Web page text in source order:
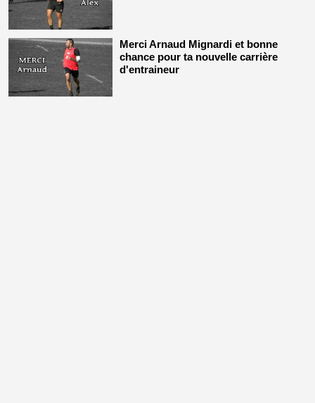
Merci Arnaud Mignardi et bonne
chance pour ta nouvelle carrière
d'entraineur